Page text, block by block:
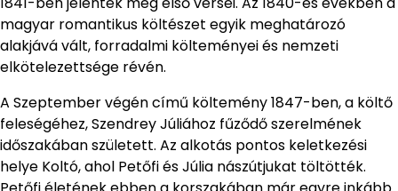
magyar romantikus költészet egyik meghatározó
alakjává vált, forradalmi költeményei és nemzeti
elkötelezettsége révén.
A Szeptember végén című költemény 1847-ben, a költő
feleségéhez, Szendrey Júliához fűződő szerelmének
időszakában született. Az alkotás pontos keletkezési
helye Koltó, ahol Petőfi és Júlia nászútjukat töltötték.